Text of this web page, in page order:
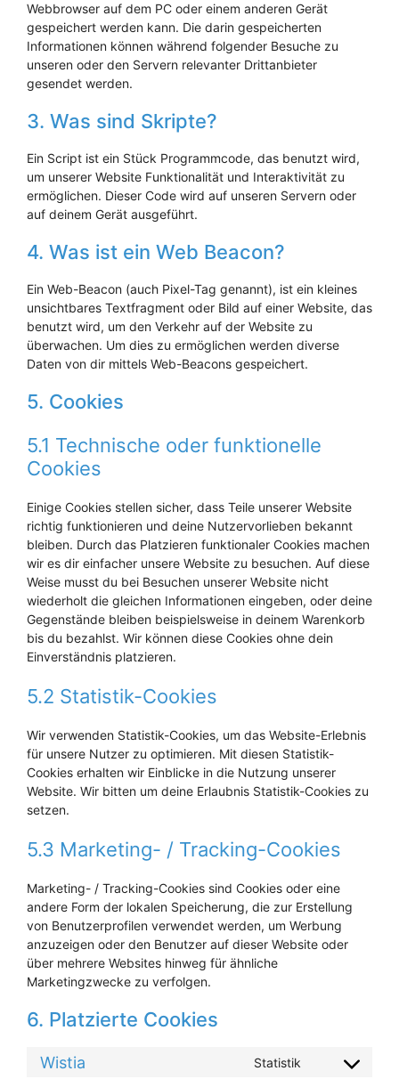
Webbrowser auf dem PC oder einem anderen Gerät
gespeichert werden kann. Die darin gespeicherten
Informationen können während folgender Besuche zu
unseren oder den Servern relevanter Drittanbieter
gesendet werden.
3. Was sind Skripte?
Ein Script ist ein Stück Programmcode, das benutzt wird,
um unserer Website Funktionalität und Interaktivität zu
ermöglichen. Dieser Code wird auf unseren Servern oder
auf deinem Gerät ausgeführt.
4. Was ist ein Web Beacon?
Ein Web-Beacon (auch Pixel-Tag genannt), ist ein kleines
unsichtbares Textfragment oder Bild auf einer Website, das
benutzt wird, um den Verkehr auf der Website zu
überwachen. Um dies zu ermöglichen werden diverse
Daten von dir mittels Web-Beacons gespeichert.
5. Cookies
5.1 Technische oder funktionelle
Cookies
Einige Cookies stellen sicher, dass Teile unserer Website
richtig funktionieren und deine Nutzervorlieben bekannt
bleiben. Durch das Platzieren funktionaler Cookies machen
wir es dir einfacher unsere Website zu besuchen. Auf diese
Weise musst du bei Besuchen unserer Website nicht
wiederholt die gleichen Informationen eingeben, oder deine
Gegenstände bleiben beispielsweise in deinem Warenkorb
bis du bezahlst. Wir können diese Cookies ohne dein
Einverständnis platzieren.
5.2 Statistik-Cookies
Wir verwenden Statistik-Cookies, um das Website-Erlebnis
für unsere Nutzer zu optimieren. Mit diesen Statistik-
Cookies erhalten wir Einblicke in die Nutzung unserer
Website. Wir bitten um deine Erlaubnis Statistik-Cookies zu
setzen.
5.3 Marketing- / Tracking-Cookies
Marketing- / Tracking-Cookies sind Cookies oder eine
andere Form der lokalen Speicherung, die zur Erstellung
von Benutzerprofilen verwendet werden, um Werbung
anzuzeigen oder den Benutzer auf dieser Website oder
über mehrere Websites hinweg für ähnliche
Marketingzwecke zu verfolgen.
6. Platzierte Cookies
Wistia Statistik
Consent